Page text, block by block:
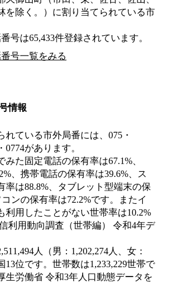
を除く。） に割り当てられている市
号は65,433件登録されています。
号一覧をみる
情報
れている市外局番には、075・
0774があります。
た固定電話の保有率は67.1%、
、携帯電話の保有率は39.6%、ス
率は88.8%、タブレット型端末の保
ンの保有率は72.2%です。またイ
利用したことがない世帯率は10.2%
利用動向調査（世帯編） 令和4年デ
人（男：1,202,274人、女：
13位です。世帯数は1,233,229世帯で
生労働省 令和3年人口動態データを